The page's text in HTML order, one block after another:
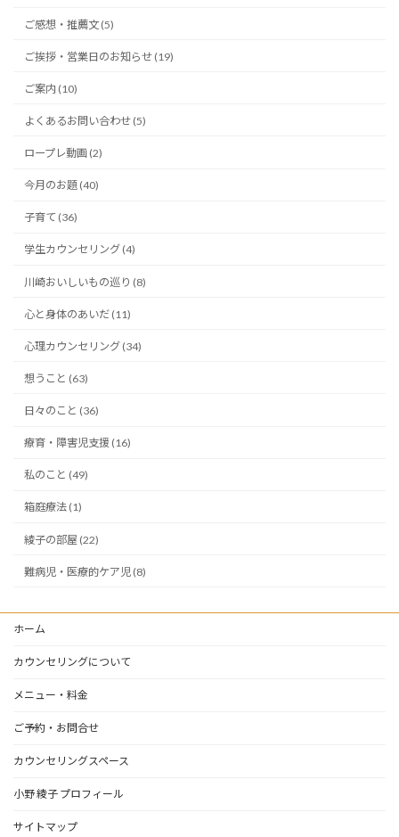
ご感想・推薦文 (5)
ご挨拶・営業日のお知らせ (19)
ご案内 (10)
よくあるお問い合わせ (5)
ロープレ動画 (2)
今月のお題 (40)
子育て (36)
学生カウンセリング (4)
川崎おいしいもの巡り (8)
心と身体のあいだ (11)
心理カウンセリング (34)
想うこと (63)
日々のこと (36)
療育・障害児支援 (16)
私のこと (49)
箱庭療法 (1)
綾子の部屋 (22)
難病児・医療的ケア児 (8)
ホーム
カウンセリングについて
メニュー・料金
ご予約・お問合せ
カウンセリングスペース
小野 綾子 プロフィール
サイトマップ